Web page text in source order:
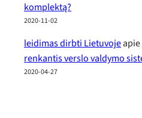
komplektą?
2020-11-02
leidimas dirbti Lietuvojeapie
renkantis verslo valdymo
2020-04-27